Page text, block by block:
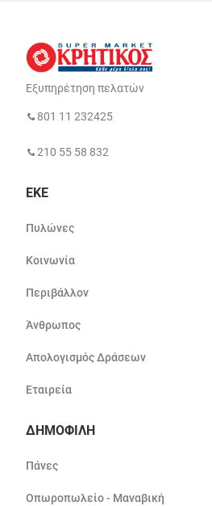
Εξυπηρέτηση πελατών
801 11 232425
210 55 58 832
ΕΚΕ
Πυλώνες
Κοινωνία
Περιβάλλον
Άνθρωπος
Απολογισμός Δράσεων
Εταιρεία
ΔΗΜΟΦΙΛΗ
Πάνες
Οπωροπωλείο - Μαναβική